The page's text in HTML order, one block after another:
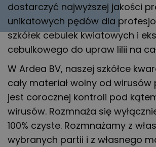
dostarczyć najwyższej jakości
unikatowych pędów dla
szkółek cebulek kwiatowych i
cebulkowego do upraw lilii na
W Ardea BV, naszej szkółce
cały materiał wolny od
jest corocznej kontroli pod
wirusów. Rozmnaża się
100% czyste. Rozmnażamy z
wybranych partii i z własnego